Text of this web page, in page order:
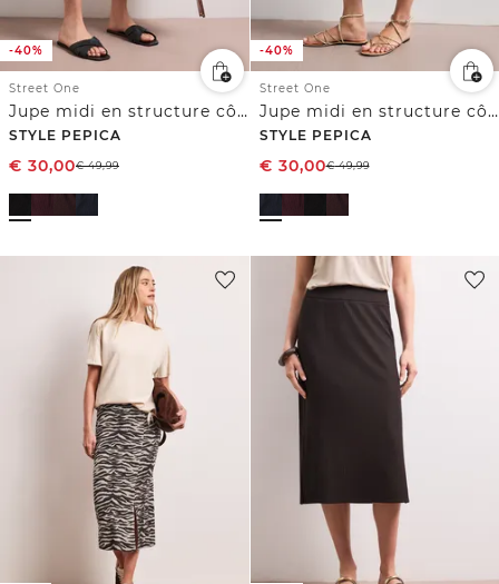
-40%
Street One
Jupe midi en structure côtelée avec taille élastique
STYLE PEPICA
€ 30,00€49,99
-40%
Street One
Jupe midi en structure côtelée avec taille élastique
STYLE PEPICA
€ 30,00€49,99